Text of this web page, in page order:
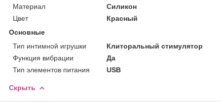
Материал
Силикон
Цвет
Красный
Основные
Тип интимной игрушки
Клиторальный стимулятор
Функция вибрации
Да
Тип элементов питания
USB
Скрыть